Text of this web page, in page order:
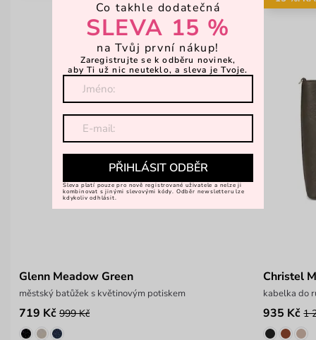
Glenn Meadow Green
městský batůžek s květinovým potiskem
719 Kč 999 Kč
Christel
kabelka do
935 Kč 1
Co takhle dodatečná
SLEVA 15 %
na Tvůj první nákup!
Zaregistrujte se k odběru novinek,
aby Ti už nic neuteklo, a sleva je Tvoje.
PŘIHLÁSIT ODBĚR
Sleva platí pouze pro nově registrované uživatele a nelze ji
kombinovat s jinými slevovými kódy. Odběr newsletteru lze
kdykoliv odhlásit.